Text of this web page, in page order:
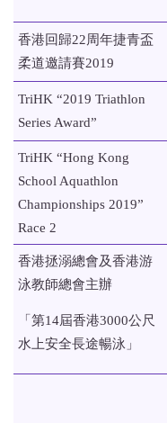
香港回歸22周年捷青盃
柔道邀請賽2019
TriHK “2019 Triathlon
Series Award”
TriHK “Hong Kong
School Aquathlon
Championships 2019”
Race 2
香港拯溺總會及香港游
泳教師總會主辦
「第14屆香港3000公尺
水上安全長途暢泳」